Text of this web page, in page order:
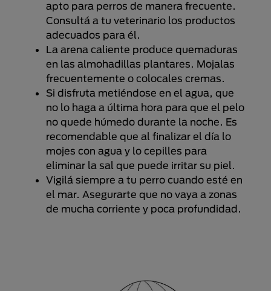
apto para perros de manera frecuente.
Consultá a tu veterinario los productos
adecuados para él.
La arena caliente produce quemaduras
en las almohadillas plantares. Mojalas
frecuentemente o colocales cremas.
Si disfruta metiéndose en el agua, que
no lo haga a última hora para que el pelo
no quede húmedo durante la noche. Es
recomendable que al finalizar el día lo
mojes con agua y lo cepilles para
eliminar la sal que puede irritar su piel.
Vigilá siempre a tu perro cuando esté en
el mar. Asegurarte que no vaya a zonas
de mucha corriente y poca profundidad.